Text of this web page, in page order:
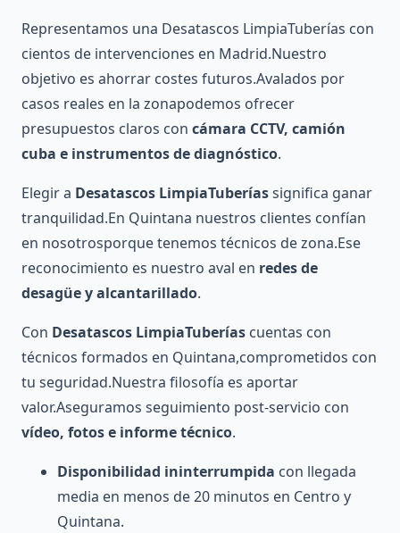
Representamos una Desatascos LimpiaTuberías con
cientos de intervenciones en Madrid.Nuestro
objetivo es ahorrar costes futuros.Avalados por
casos reales en la zonapodemos ofrecer
presupuestos claros con cámara CCTV, camión
cuba e instrumentos de diagnóstico.
Elegir a Desatascos LimpiaTuberíassignifica ganar
tranquilidad.En Quintana nuestros clientes confían
en nosotrosporque tenemos técnicos de zona.Ese
reconocimiento es nuestro aval en redes de
desagüe y alcantarillado.
Con Desatascos LimpiaTuberías cuentas con
técnicos formados en Quintana,comprometidos con
tu seguridad.Nuestra filosofía es aportar
valor.Aseguramos seguimiento post-servicio con
vídeo, fotos e informe técnico.
Disponibilidad ininterrumpida con llegada
media en menos de 20 minutos en Centro y
Quintana.